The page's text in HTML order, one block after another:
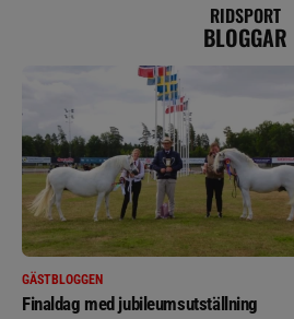
RIDSPORT
BLOGGAR
GÄSTBLOGGEN
Finaldag med jubileumsutställning